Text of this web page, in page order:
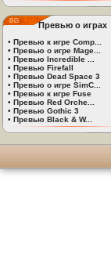
Превью о играх
• Превью к игре Comp...
• Превью о игре Mage...
• Превью Incredible ...
• Превью Firefall
• Превью Dead Space 3
• Превью о игре SimC...
• Превью к игре Fuse
• Превью Red Orche...
• Превью Gothic 3
• Превью Black & W...